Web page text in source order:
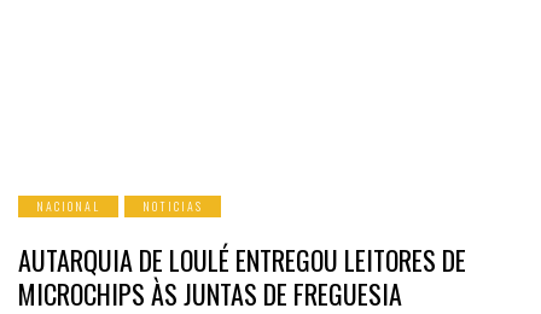
NACIONAL NOTICIAS
AUTARQUIA DE LOULÉ ENTREGOU LEITORES DE
MICROCHIPS ÀS JUNTAS DE FREGUESIA